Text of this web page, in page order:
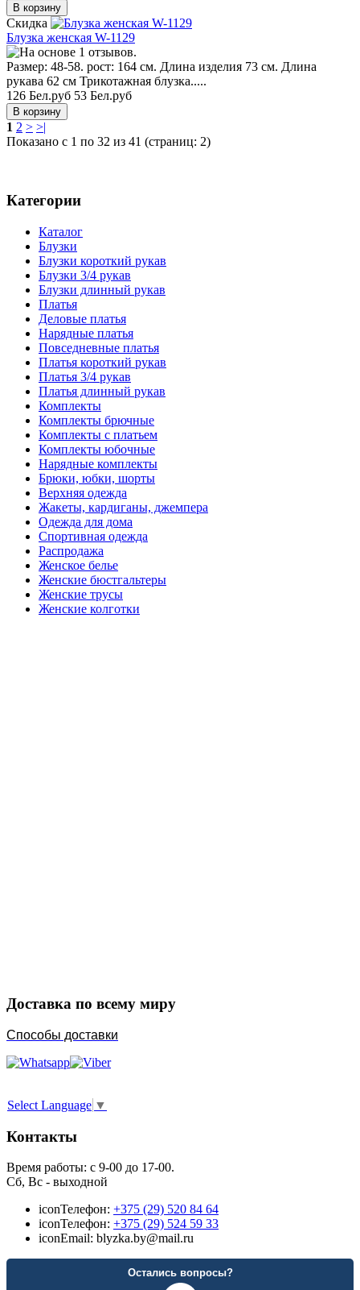
Скидка
Блузка женская W-1129
Размер: 48-58. рост: 164 см. Длина изделия 73 см. Длина
рукава 62 см Трикотажная блузка.....
126 Бел.руб 53 Бел.руб
1 2 > >|
Показано с 1 по 32 из 41 (страниц: 2)
Категории
Каталог
Блузки
Блузки короткий рукав
Блузки 3/4 рукав
Блузки длинный рукав
Платья
Деловые платья
Нарядные платья
Повседневные платья
Платья короткий рукав
Платья 3/4 рукав
Платья длинный рукав
Комплекты
Комплекты брючные
Комплекты с платьем
Комплекты юбочные
Нарядные комплекты
Брюки, юбки, шорты
Верхняя одежда
Жакеты, кардиганы, джемпера
Одежда для дома
Спортивная одежда
Распродажа
Женское белье
Женские бюстгальтеры
Женские трусы
Женские колготки
Доставка по всему миру
Способы доставки
Select Language ▼
Контакты
Время работы: с 9-00 до 17-00.
Сб, Вс - выходной
iconТелефон: +375 (29) 520 84 64
iconТелефон: +375 (29) 524 59 33
iconEmail: blyzka.by@mail.ru